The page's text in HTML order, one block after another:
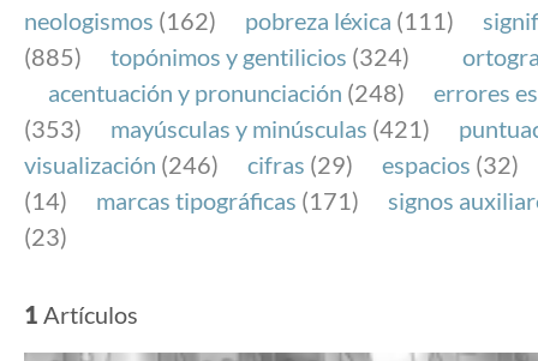
neologismos (162) pobreza léxica (111)
(885)
topónimos y gentilicios (324)
acentuación y pronunciación (248)
errores
(353)
mayúsculas y minúsculas (421)
visualización (246) cifras (29) espacios (32)
(14)
marcas tipográficas (171)
signos
(23)
1 Artículos